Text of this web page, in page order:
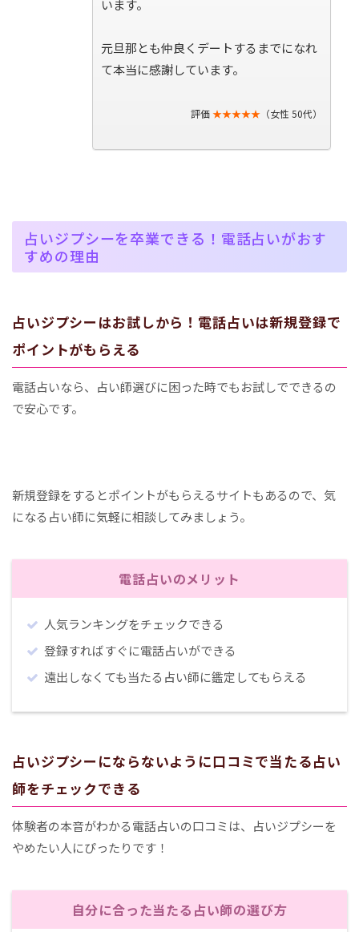
います。
元旦那とも仲良くデートするまでになれ
て本当に感謝しています。
評価★★★★★ （女性 50代）
占いジプシーを卒業できる！電話占いがおす
すめの理由
占いジプシーはお試しから！電話占いは新規登録で
ポイントがもらえる
電話占いなら、占い師選びに困った時でもお試しでできるの
で安心です。
新規登録をするとポイントがもらえるサイトもあるので、気
になる占い師に気軽に相談してみましょう。
電話占いのメリット
人気ランキングをチェックできる
登録すればすぐに電話占いができる
遠出しなくても当たる占い師に鑑定してもらえる
占いジプシーにならないように口コミで当たる占い
師をチェックできる
体験者の本音がわかる電話占いの口コミは、占いジプシーを
やめたい人にぴったりです！
自分に合った当たる占い師の選び方